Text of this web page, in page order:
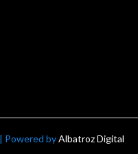
Powered byAlbatroz Digital